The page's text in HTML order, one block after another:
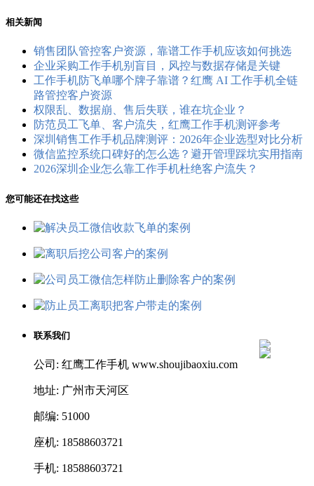
相关新闻
销售团队管控客户资源，靠谱工作手机应该如何挑选
企业采购工作手机别盲目，风控与数据存储是关键
工作手机防飞单哪个牌子靠谱？红鹰 AI 工作手机全链
路管控客户资源
权限乱、数据崩、售后失联，谁在坑企业？
防范员工飞单、客户流失，红鹰工作手机测评参考
深圳销售工作手机品牌测评：2026年企业选型对比分析
微信监控系统口碑好的怎么选？避开管理踩坑实用指南
2026深圳企业怎么靠工作手机杜绝客户流失？
您可能还在找这些
联系我们
公司: 红鹰工作手机 www.shoujibaoxiu.com
地址: 广州市天河区
邮编: 51000
座机: 18588603721
手机: 18588603721